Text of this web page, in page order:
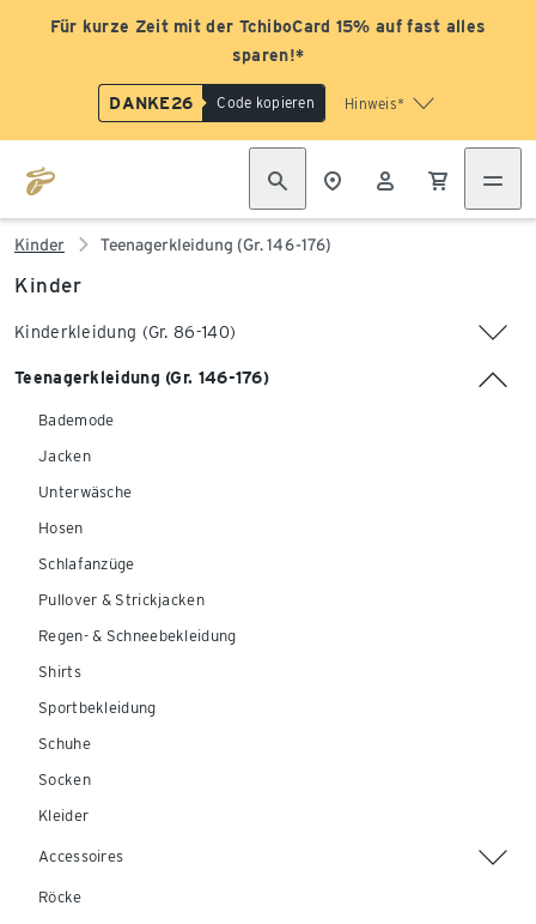
Für kurze Zeit mit der TchiboCard 15% auf fast alles
sparen!*
DANKE26 Code kopieren Hinweis*
Kinder Teenagerkleidung (Gr. 146-176)
Kinder
Kinderkleidung (Gr. 86-140)
Teenagerkleidung (Gr. 146-176)
Bademode
Jacken
Unterwäsche
Hosen
Schlafanzüge
Pullover & Strickjacken
Regen- & Schneebekleidung
Shirts
Sportbekleidung
Schuhe
Socken
Kleider
Accessoires
Röcke